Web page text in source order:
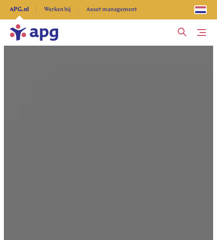
APG.nl Werken bij Asset management
Ontdek alles